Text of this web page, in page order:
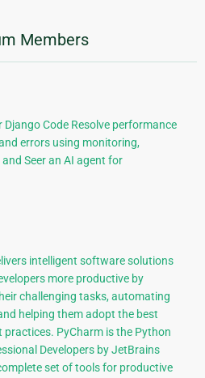
Members
Django Code Resolve performance
errors using monitoring,
Seer an AI agent for
intelligent software solutions
more productive by
challenging tasks, automating
helping them adopt the best
practices. PyCharm is the Python
Developers by JetBrains
set of tools for productive